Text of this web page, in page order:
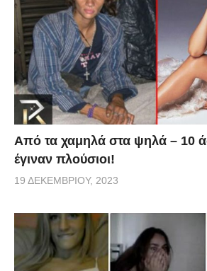
Από τα χαμηλά στα ψηλά – 10
έγιναν πλούσιοι!
19 ΔΕΚΕΜΒΡΊΟΥ, 2023